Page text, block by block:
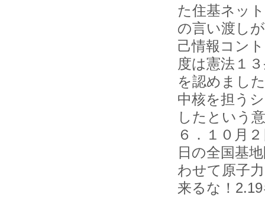
た住基ネッ
の言い渡し
己情報コン
度は憲法１
を認めまし
中核を担う
したという
６．１０月
日の全国基
わせて原子
来るな！